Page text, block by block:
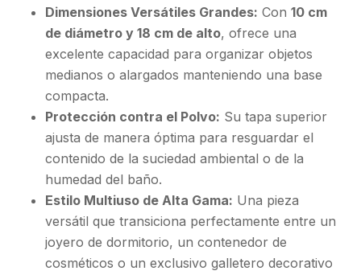
Dimensiones Versátiles Grandes: Con 10 cm
de diámetro y 18 cm de alto, ofrece una
excelente capacidad para organizar objetos
medianos o alargados manteniendo una base
compacta.
Protección contra el Polvo: Su tapa superior
ajusta de manera óptima para resguardar el
contenido de la suciedad ambiental o de la
humedad del baño.
Estilo Multiuso de Alta Gama: Una pieza
versátil que transiciona perfectamente entre un
joyero de dormitorio, un contenedor de
cosméticos o un exclusivo galletero decorativo